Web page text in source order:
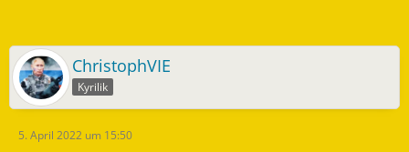
ChristophVIE
Kyrilik
5. April 2022 um 15:50